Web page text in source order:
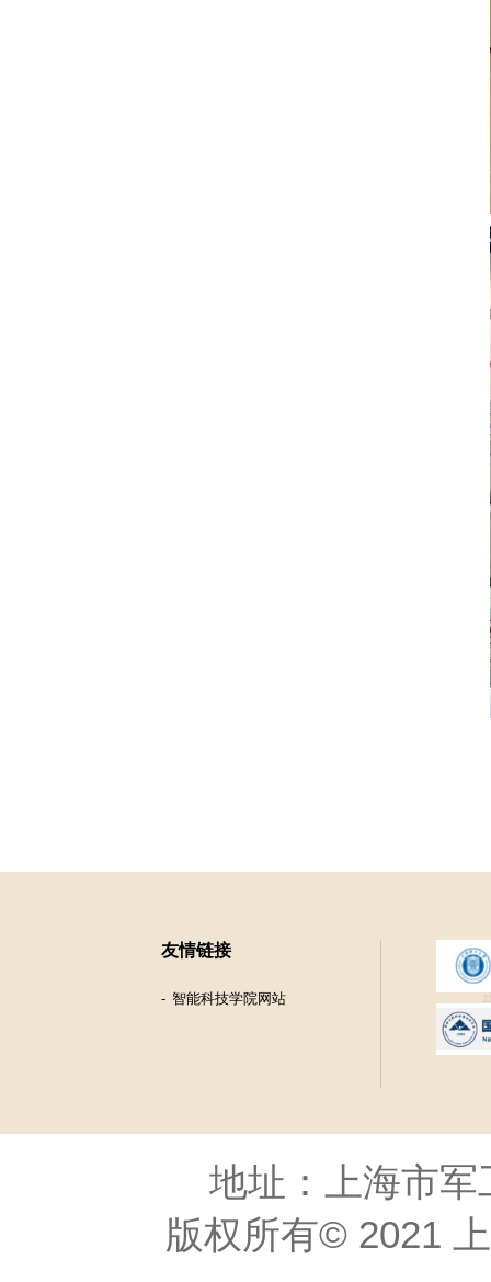
友情链接
智能科技学院网站
地址：上海市军
版权所有© 2021